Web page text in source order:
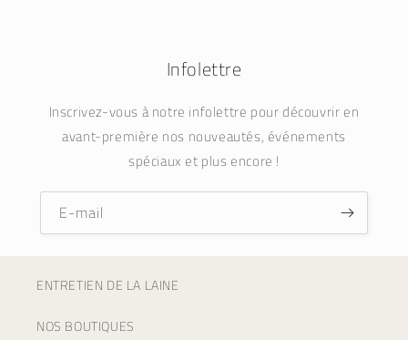
Infolettre
Inscrivez-vous à notre infolettre pour découvrir en
avant-première nos nouveautés, événements
spéciaux et plus encore !
E-mail
ENTRETIEN DE LA LAINE
NOS BOUTIQUES